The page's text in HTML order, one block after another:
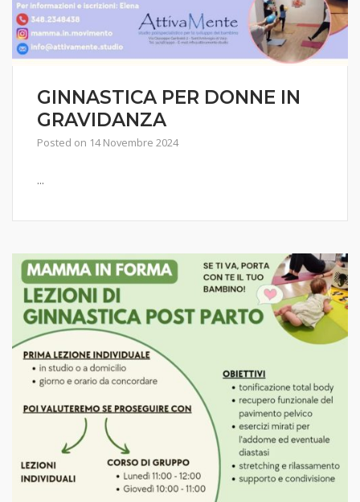
GINNASTICA PER DONNE IN
GRAVIDANZA
Posted on 14 Novembre 2024
...